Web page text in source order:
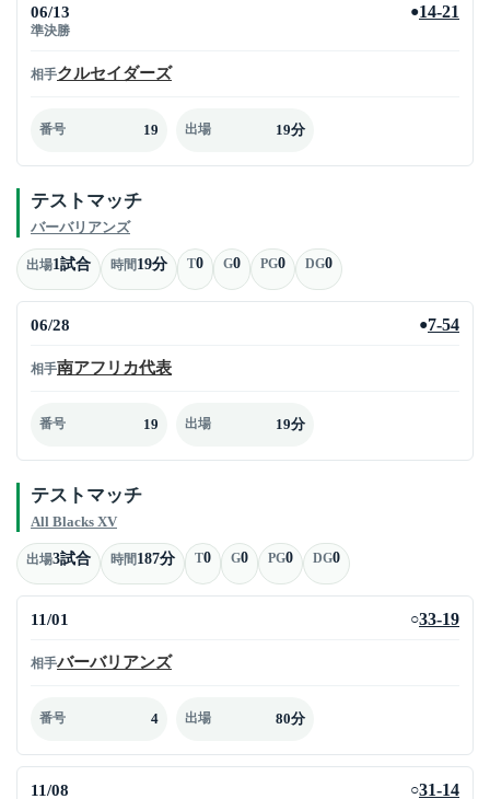
06/13
準決勝
●14-21
相手クルセイダーズ
番号 19 出場 19分
テストマッチ
バーバリアンズ
出場1試合 時間19分 T0 G0 PG0 DG0
06/28 ●7-54
相手南アフリカ代表
番号 19 出場 19分
テストマッチ
All Blacks XV
出場3試合 時間187分 T0 G0 PG0 DG0
11/01 ○33-19
相手バーバリアンズ
番号 4 出場 80分
11/08 ○31-14